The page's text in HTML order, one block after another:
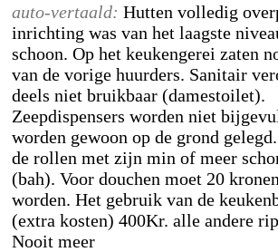
auto-vertaald: Hutten volledig
inrichting was van het laagste
schoon. Op het keukengerei zaten
van de vorige huurders. Sanitair
deels niet bruikbaar (damestoilet).
Zeepdispensers worden niet
worden gewoon op de grond
de rollen met zijn min of meer
(bah). Voor douchen moet 20
worden. Het gebruik van de
(extra kosten) 400Kr. alle andere
Nooit meer